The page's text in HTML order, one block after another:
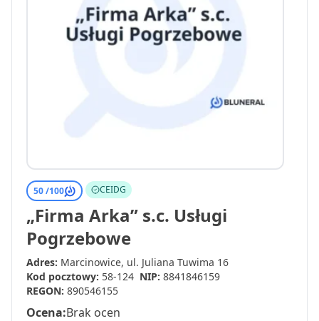
50 /100 CEIDG
„Firma Arka” s.c. Usługi
Pogrzebowe
Adres: Marcinowice, ul. Juliana Tuwima 16
Kod pocztowy: 58-124 NIP: 8841846159
REGON: 890546155
Ocena:Brak ocen